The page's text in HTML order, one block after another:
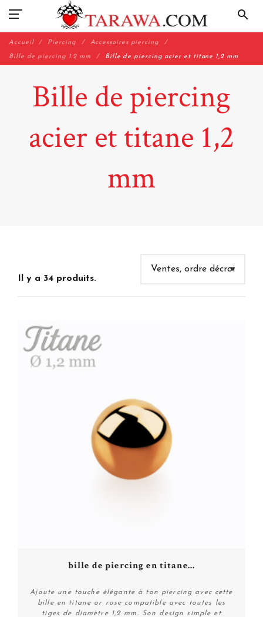
search
Accueil Piercing Accessoires piercing
Bille de piercing 1.2 mm Bille de piercing acier et titane 1,2 mm
Bille de piercing
acier et titane 1,2
mm
Il y a 34 produits.
bille de piercing en titane...
Ajoute une touche élégante à ton piercing avec cette
bille en titane or rose compatible avec toutes les
tiges de diamètre 1,2 mm. Son design simple et